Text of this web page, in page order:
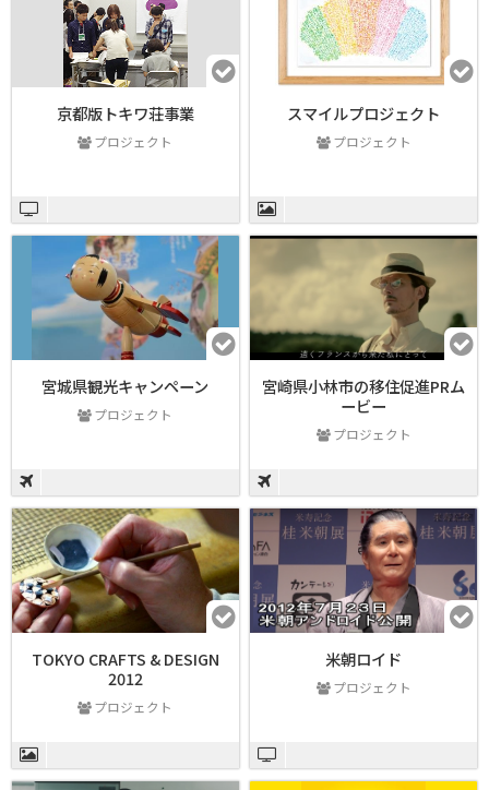
京都版トキワ荘事業
プロジェクト
スマイルプロジェクト
プロジェクト
宮城県観光キャンペーン
プロジェクト
宮崎県小林市の移住促進PRム
ービー
プロジェクト
TOKYO CRAFTS & DESIGN
2012
プロジェクト
米朝ロイド
プロジェクト